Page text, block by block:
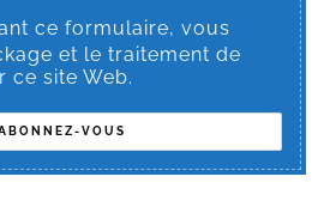
ce formulaire, vous
et le traitement de
ce site Web.